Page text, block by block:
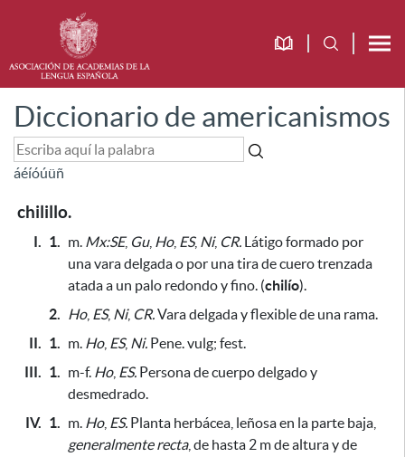
Diccionario de americanismos
áéíóúüñ
chilillo.
I. 1. m. Mx:SE, Gu, Ho, ES, Ni, CR. Látigo formado por
una vara delgada o por una tira de cuero trenzada
atada a un palo redondo y fino. (chilío).
2. Ho, ES, Ni, CR.Vara delgada y flexible de una rama.
II. 1. m. Ho, ES, Ni. Pene. vulg; fest.
III. 1. m-f. Ho, ES. Persona de cuerpo delgado y
desmedrado.
IV. 1. m. Ho, ES. Planta herbácea, leñosa en la parte baja,
generalmente recta, de hasta 2 m de altura y de